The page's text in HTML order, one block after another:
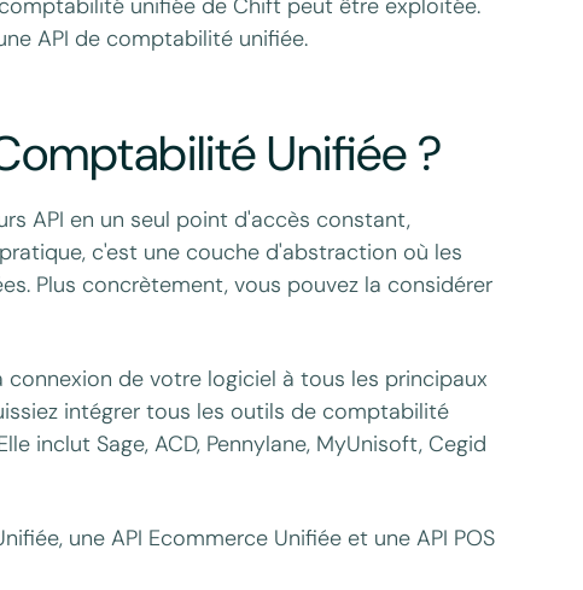
API de comptabilité unifiée.
Unifiée ?
API en un seul point d'accès constant,
c'est une couche d'abstraction où les
Plus concrètement, vous pouvez la considérer
de votre logiciel à tous les principaux
intégrer tous les outils de comptabilité
inclut Sage, ACD, Pennylane, MyUnisoft, Cegid
une API Ecommerce Unifiée et une API POS